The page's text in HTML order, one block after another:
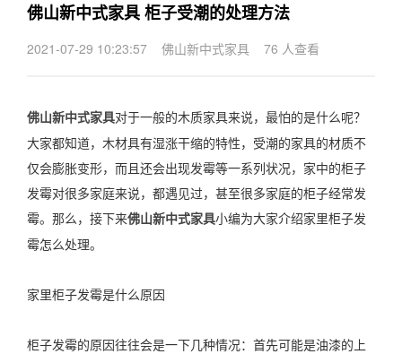
佛山新中式家具 柜子受潮的处理方法
2021-07-29 10:23:57 佛山新中式家具 76 人查看
佛山新中式家具对于一般的木质家具来说，最怕的是什么呢？
大家都知道，木材具有湿涨干缩的特性，受潮的家具的材质不
仅会膨胀变形，而且还会出现发霉等一系列状况，家中的柜子
发霉对很多家庭来说，都遇见过，甚至很多家庭的柜子经常发
霉。那么，接下来佛山新中式家具小编为大家介绍家里柜子发
霉怎么处理。
家里柜子发霉是什么原因
柜子发霉的原因往往会是一下几种情况：首先可能是油漆的上